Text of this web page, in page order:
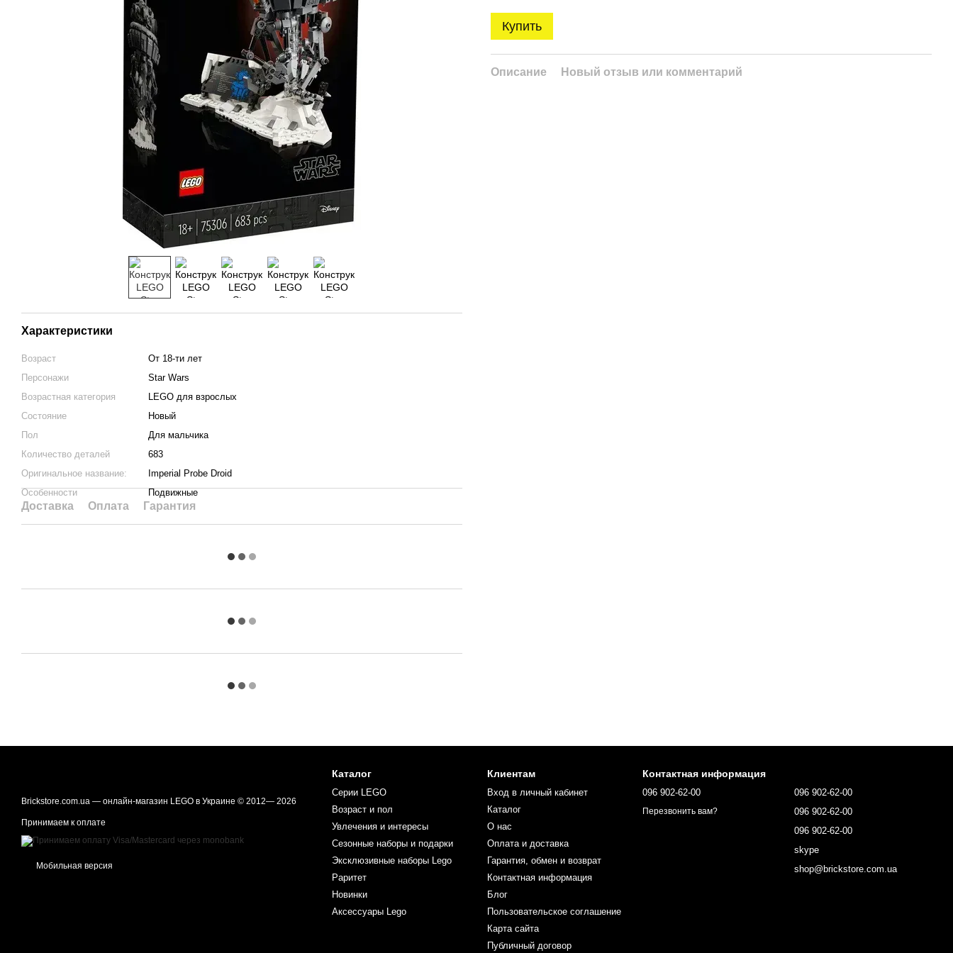
Характеристики
Возраст
От 18-ти лет
Персонажи
Star Wars
Возрастная категория
LEGO для взрослых
Состояние
Новый
Пол
Для мальчика
Количество деталей
683
Оригинальное название:
Imperial Probe Droid
Особенности
Подвижные
Доставка Оплата Гарантия
Купить
Описание Новый отзыв или комментарий
Brickstore.com.ua — онлайн-магазин LEGO в Украине © 2012— 2026
Принимаем к оплате
Мобильная версия
Каталог
Серии LEGO
Возраст и пол
Увлечения и интересы
Сезонные наборы и подарки
Эксклюзивные наборы Lego
Раритет
Новинки
Аксессуары Lego
Клиентам
Вход в личный кабинет
Каталог
О нас
Оплата и доставка
Гарантия, обмен и возврат
Контактная информация
Блог
Пользовательское соглашение
Карта сайта
Публичный договор
Контактная информация
096 902-62-00
Перезвонить вам?
096 902-62-00
096 902-62-00
096 902-62-00
skype
shop@brickstore.com.ua